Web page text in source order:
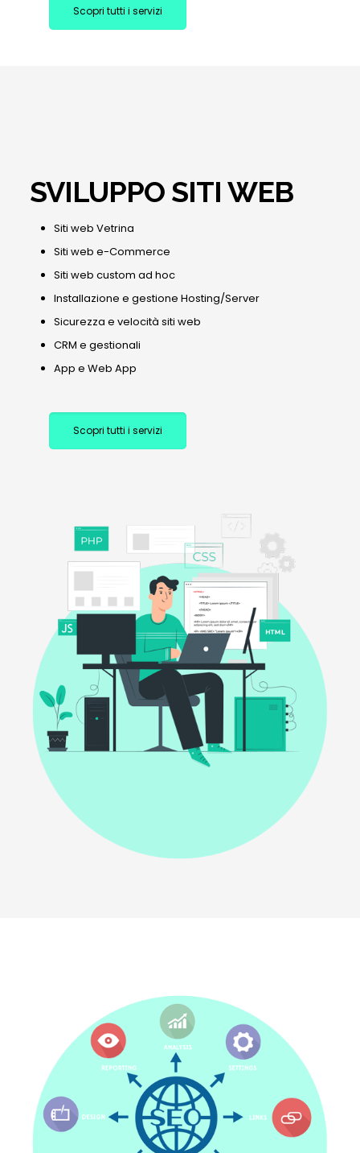
Scopri tutti i servizi
SVILUPPO SITI WEB
Siti web Vetrina
Siti web e-Commerce
Siti web custom ad hoc
Installazione e gestione Hosting/Server
Sicurezza e velocità siti web
CRM e gestionali
App e Web App
Scopri tutti i servizi